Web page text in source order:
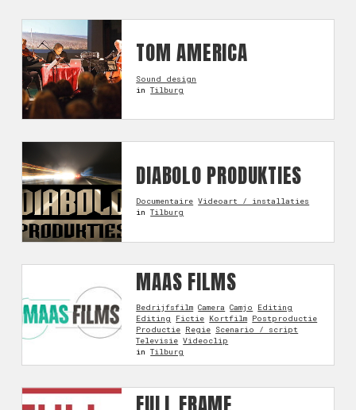
TOM AMERICA
Sound design
inTilburg
DIABOLO PRODUKTIES
Documentaire Videoart / installaties
inTilburg
MAAS FILMS
Bedrijfsfilm Camera Camjo
Editing
Editing
Fictie Kortfilm Postproductie
Productie Regie Scenario / script
Televisie Videoclip
inTilburg